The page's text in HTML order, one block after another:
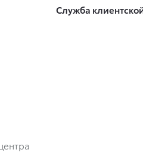
Служба